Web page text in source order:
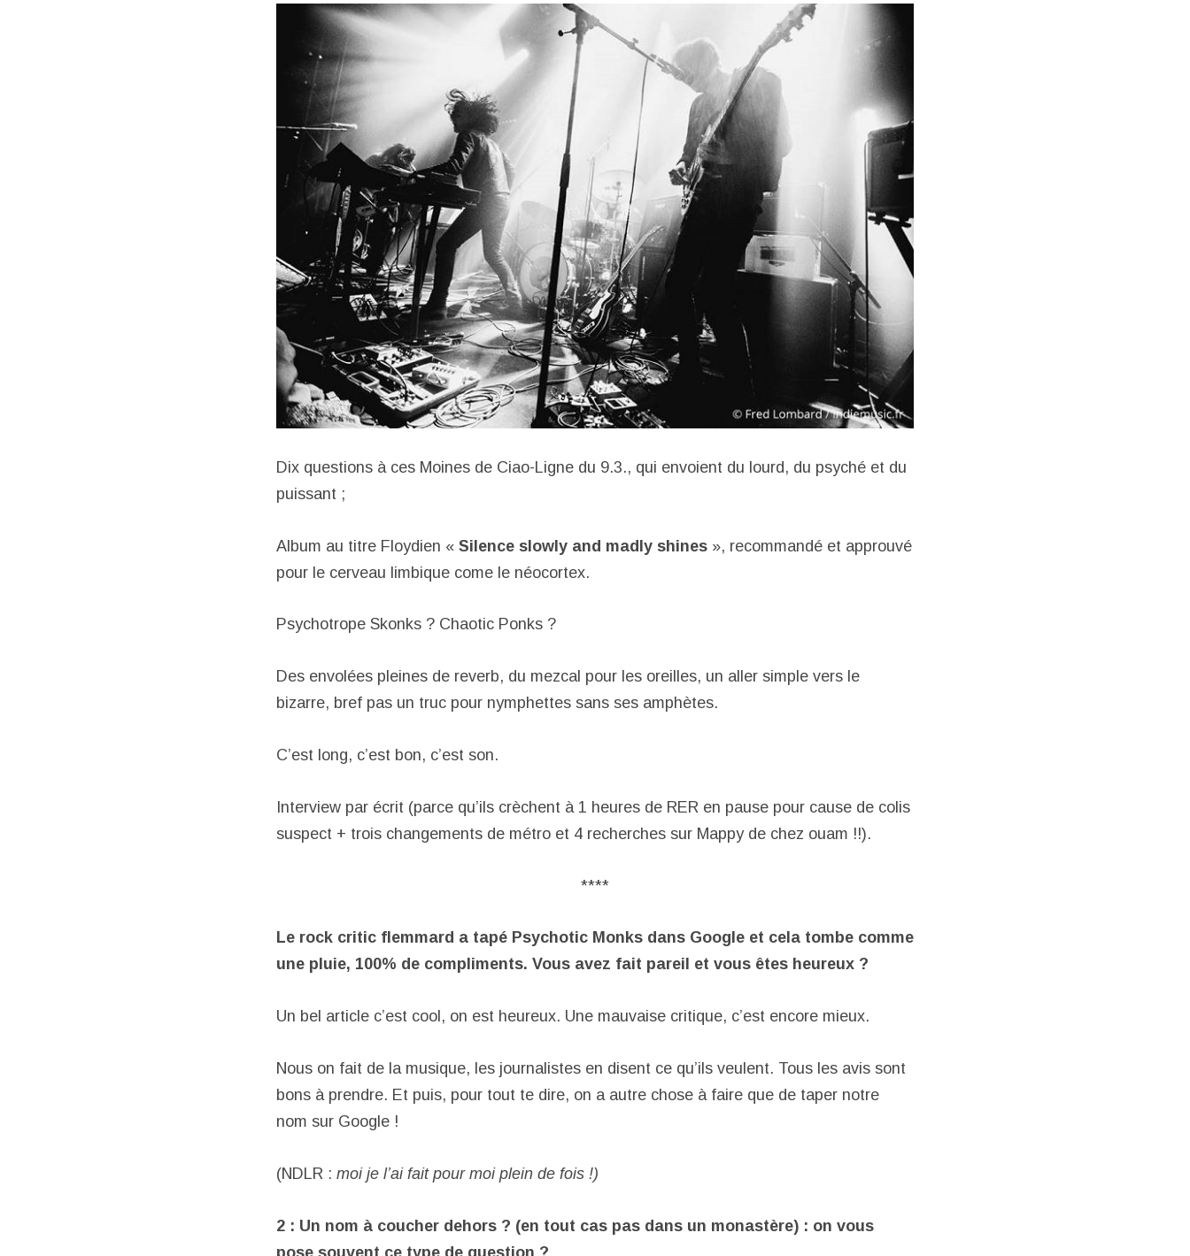
Dix questions à ces Moines de Ciao-Ligne du 9.3., qui envoient du lourd, du psyché et du
puissant ;
Album au titre Floydien « Silence slowly and madly shines », recommandé et approuvé
pour le cerveau limbique come le néocortex.
Psychotrope Skonks ? Chaotic Ponks ?
Des envolées pleines de reverb, du mezcal pour les oreilles, un aller simple vers le
bizarre, bref pas un truc pour nymphettes sans ses amphètes.
C’est long, c’est bon, c’est son.
Interview par écrit (parce qu’ils crèchent à 1 heures de RER en pause pour cause de colis
suspect + trois changements de métro et 4 recherches sur Mappy de chez ouam !!).
****
Le rock critic flemmard a tapé Psychotic Monks dans Google et cela tombe comme
une pluie, 100% de compliments. Vous avez fait pareil et vous êtes heureux ?
Un bel article c’est cool, on est heureux. Une mauvaise critique, c’est encore mieux.
Nous on fait de la musique, les journalistes en disent ce qu’ils veulent. Tous les avis sont
bons à prendre. Et puis, pour tout te dire, on a autre chose à faire que de taper notre
nom sur Google !
(NDLR : moi je l’ai fait pour moi plein de fois !)
2 : Un nom à coucher dehors ? (en tout cas pas dans un monastère) : on vous
pose souvent ce type de question ?